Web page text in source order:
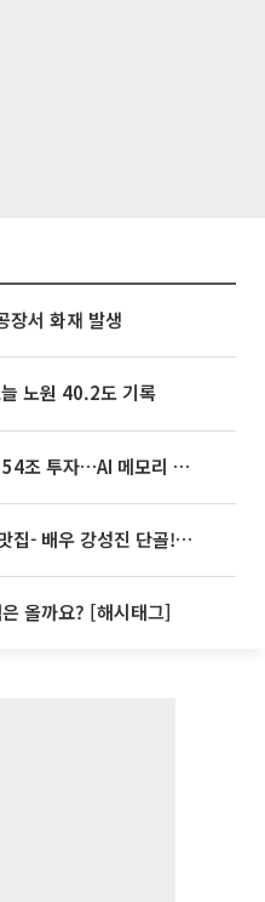
장서 화재 발생
노원 40.2도 기록
SK하이닉스, 용인·청주에 54조 투자…AI 메모리 생산기지 키운다
'2TV 생생정보' 오늘방송맛집- 배우 강성진 단골! 쌀국수ㆍ푸팟퐁 커리 맛집 '블○○○'
올까요? [해시태그]